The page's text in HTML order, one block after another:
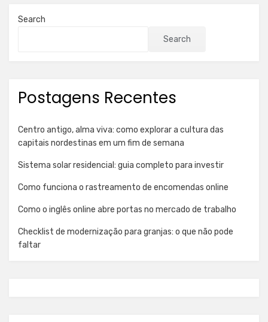
Search
Search
Postagens Recentes
Centro antigo, alma viva: como explorar a cultura das
capitais nordestinas em um fim de semana
Sistema solar residencial: guia completo para investir
Como funciona o rastreamento de encomendas online
Como o inglês online abre portas no mercado de trabalho
Checklist de modernização para granjas: o que não pode
faltar